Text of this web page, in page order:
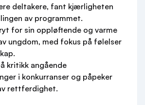
deltakere, fant kjærligheten
av programmet.
for sin oppløftende og varme
ungdom, med fokus på følelser
kritikk angående
i konkurranser og påpeker
rettferdighet.